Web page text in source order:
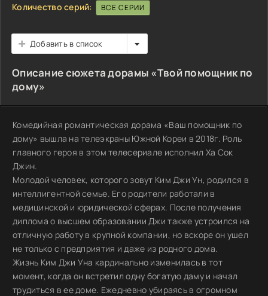
Количество серий:
ВСЕ СЕРИИ
Добавить в список
Описание сюжета дорамы «Твой помощник по
дому»
Комедийная романтическая дорама «Ваш помощник по
дому» вышла на телеэкраны Южной Кореи в 2018г. Роль
главного героя в этом телесериале исполнил Ха Сок
Джин.
Молодой человек, которого зовут Ким Джи Ун, родился в
интеллигентной семье. Его родители работали в
медицинской и юридической сферах. После получения
диплома о высшем образовании Джи также устроился на
отличную работу в крупной компании, но вскоре он ушел
не только с предприятия и даже из родного дома.
Жизнь Ким Джи Уна кардинально изменилась в тот
момент, когда он встретил одну богатую даму и начал
трудиться в ее доме. Ежедневно убираясь в огромном